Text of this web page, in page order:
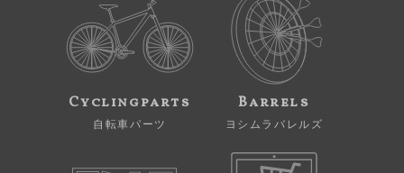
Cyclingparts
自転車パーツ
Barrels
ヨシムラバレルズ